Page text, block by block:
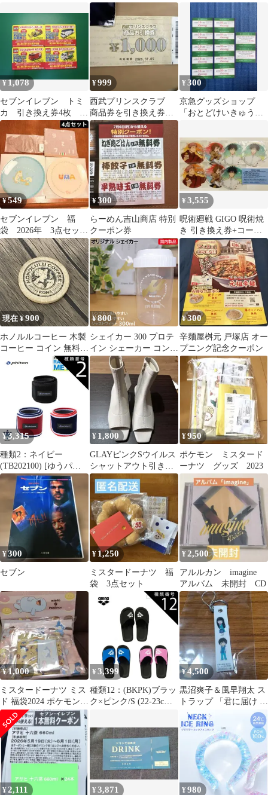
ト
¥1,078
セブンイレブン トミ
カ 引き換え券4枚 非
売品
¥999
西武プリンスクラブ
商品券を引き換え券
1000円分有効期限2026
年7月5日
¥300
京急グッズショップ
「おとどけいきゅう」
¥549
セブンイレブン 福
袋 2026年 3点セッ
ト セブン 福袋 限定
現在未発売
¥300
らーめん吉山商店 特別
クーポン券
¥3,555
呪術廻戦 GIGO 呪術焼
き 引き換え券+コース
ター
現在 ¥900
ホノルルコーヒー 木製
コーヒー コイン 無料ト
ークン カナダ コレクシ
¥800
シェイカー 300 プロテ
イン シェーカー コンパ
クト サイズ ボトル
300ml プロテインシェ
イカー かわいい 可愛い
サプリメント [WILD
FIT ワイルドフィット]
¥300
辛麺屋桝元 戸塚店 オー
プニング記念クーポン
¥3,315
種類2：ネイビー
(TB202100) [ゆうパケ
ットで全国送料無料!代
金引換購入不可／配達
日時指定不可] ファイ
テン(PHITEN)
RAKUWAバンド メタッ
クス (2枚入り)
[0423TB202] ※安心の
お荷物追跡番号有り
¥ 1,800
GLAYピンクSウイルス
シャットアウト引き換
え券
¥950
ポケモン ミスタード
ーナツ グッズ 2023
¥300
セブン
¥ 1,250
ミスタードーナツ 福
袋 3点セット
¥2,500
アルルカン imagine
アルバム 未開封 CD
¥1,000
ミスタードーナツ ミス
ド 福袋2024 ポケモング
ッズ 7点
¥ 3,399
種類12：(BKPK)ブラッ
ク×ピンク/S (22-23cm)
料!代金引換購入不可／
配達日時指定不可](外
箱なし) arena(アリーナ)
サンダル 水泳 スイムサ
ンダル [AS5SSD10U]
¥4,500
黒沼爽子＆風早翔太 ス
トラップ 「君に届け 北
幌高校 冬の文化祭」 非
売品
¥2,111 ¥3,871 ¥980